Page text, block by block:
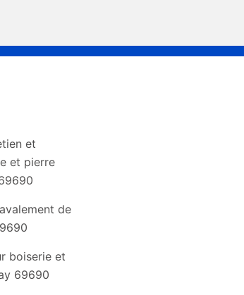
et
et pierre
de
boiserie et
69690